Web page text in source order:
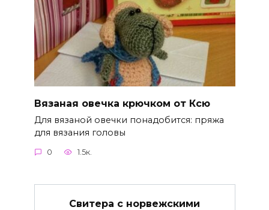
Вязаная овечка крючком от Ксю
Для вязаной овечки понадобится: пряжа
для вязания головы
0 1.5к.
Свитера с норвежскими